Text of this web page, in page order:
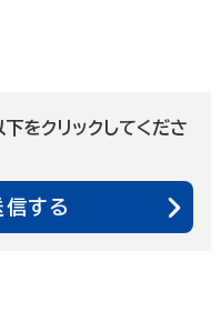
をクリックしてくださ
する